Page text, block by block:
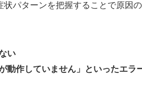
パターンを把握することで原因
い
動作していません」といったエラ